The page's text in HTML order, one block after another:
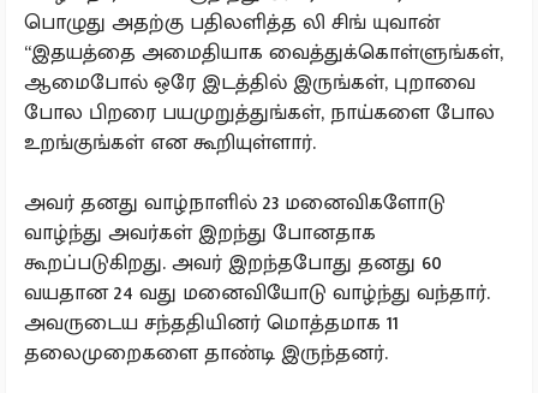
பொழுது அதற்கு பதிலளித்த லி சிங் யுவான்
“இதயத்தை அமைதியாக வைத்துக்கொள்ளுங்கள்,
ஆமைபோல் ஒரே இடத்தில் இருங்கள், புறாவை
போல பிறரை பயமுறுத்துங்கள், நாய்களை போல
உறங்குங்கள் என கூறியுள்ளார்.
அவர் தனது வாழ்நாளில் 23 மனைவிகளோடு
வாழ்ந்து அவர்கள் இறந்து போனதாக
கூறப்படுகிறது. அவர் இறந்தபோது தனது 60
வயதான 24 வது மனைவியோடு வாழ்ந்து வந்தார்.
அவருடைய சந்ததியினர் மொத்தமாக 11
தலைமுறைகளை தாண்டி இருந்தனர்.